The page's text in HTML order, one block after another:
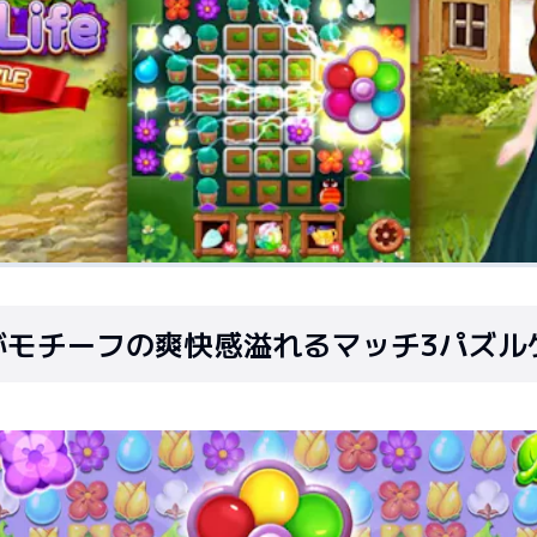
チーフの爽快感溢れるマッチ3パズル